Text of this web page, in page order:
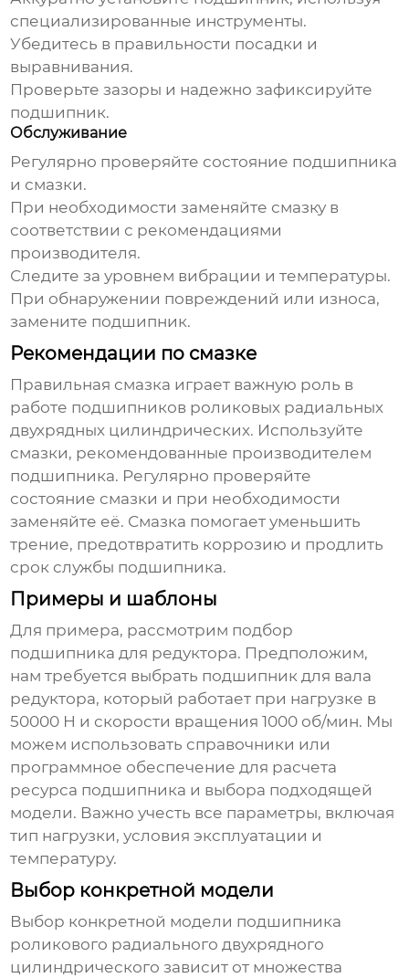
специализированные инструменты.
Убедитесь в правильности посадки и
выравнивания.
Проверьте зазоры и надежно зафиксируйте
подшипник.
Обслуживание
Регулярно проверяйте состояние подшипника
и смазки.
При необходимости заменяйте смазку в
соответствии с рекомендациями
производителя.
Следите за уровнем вибрации и температуры.
При обнаружении повреждений или износа,
замените подшипник.
Рекомендации по смазке
Правильная смазка играет важную роль в
работе подшипников роликовых радиальных
двухрядных цилиндрических. Используйте
смазки, рекомендованные производителем
подшипника. Регулярно проверяйте
состояние смазки и при необходимости
заменяйте её. Смазка помогает уменьшить
трение, предотвратить коррозию и продлить
срок службы подшипника.
Примеры и шаблоны
Для примера, рассмотрим подбор
подшипника для редуктора. Предположим,
нам требуется выбрать подшипник для вала
редуктора, который работает при нагрузке в
50000 Н и скорости вращения 1000 об/мин. Мы
можем использовать справочники или
программное обеспечение для расчета
ресурса подшипника и выбора подходящей
модели. Важно учесть все параметры, включая
тип нагрузки, условия эксплуатации и
температуру.
Выбор конкретной модели
Выбор конкретной модели подшипника
роликового радиального двухрядного
цилиндрического зависит от множества